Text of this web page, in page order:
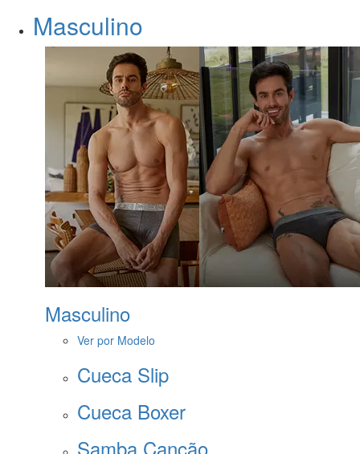
Masculino
Masculino
Ver por Modelo
Cueca Slip
Cueca Boxer
Samba Canção